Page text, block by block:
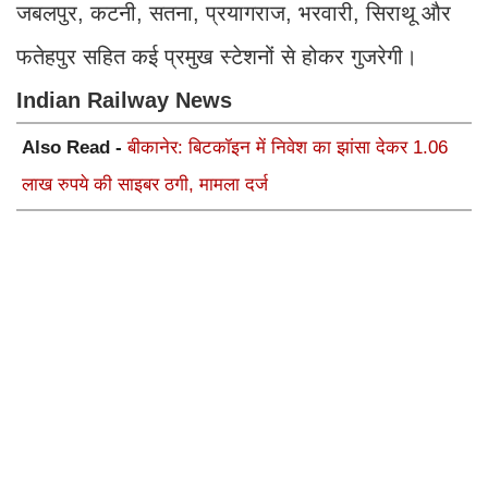
जबलपुर, कटनी, सतना, प्रयागराज, भरवारी, सिराथू और
फतेहपुर सहित कई प्रमुख स्टेशनों से होकर गुजरेगी।
Indian Railway News
Also Read -बीकानेर: बिटकॉइन में निवेश का झांसा देकर 1.06
लाख रुपये की साइबर ठगी, मामला दर्ज